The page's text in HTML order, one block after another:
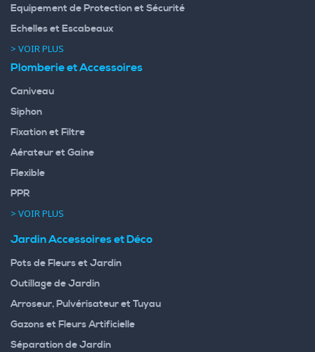
Equipement de Protection et Sécurité
Echelles et Escabeaux
> VOIR PLUS
Plomberie et Accessoires
Caniveau
Siphon
Fixation et Filtre
Aérateur et Gaine
Flexible
PPR
> VOIR PLUS
Jardin Accessoires et Déco
Pots de Fleurs et Jardin
Outillage de Jardin
Arroseur, Pulvérisateur et Tuyau
Gazons et Fleurs Artificielle
Séparation de Jardin